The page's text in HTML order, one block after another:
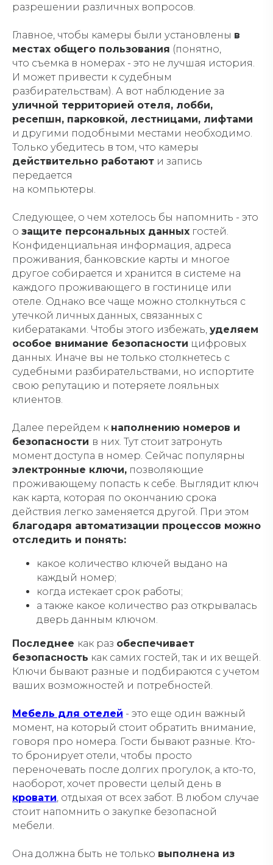
разрешении различных вопросов.
Главное, чтобы камеры были установлены в
местах общего пользования (понятно,
что съемка в номерах - это не лучшая история.
И может привести к судебным
разбирательствам). А вот наблюдение за
уличной территорией отеля, лобби,
ресепшн, парковкой, лестницами, лифтами
и другими подобными местами необходимо.
Только убедитесь в том, что камеры
действительно работают и запись
передается
на компьютеры.
Следующее, о чем хотелось бы напомнить - это
о защите персональных данных гостей.
Конфиденциальная информация, адреса
проживания, банковские карты и многое
другое собирается и хранится в системе на
каждого проживающего в гостинице или
отеле. Однако все чаще можно столкнуться с
утечкой личных данных, связанных с
кибератаками. Чтобы этого избежать, уделяем
особое внимание безопасности цифровых
данных. Иначе вы не только столкнетесь с
судебными разбирательствами, но испортите
свою репутацию и потеряете лояльных
клиентов.
Далее перейдем к наполнению номеров и
безопасности в них. Тут стоит затронуть
момент доступа в номер. Сейчас популярны
электронные ключи, позволяющие
проживающему попасть к себе. Выглядит ключ
как карта, которая по окончанию срока
действия легко заменяется другой. При этом
благодаря автоматизации процессов можно
отследить и понять:
какое количество ключей выдано на
каждый номер;
когда истекает срок работы;
а также какое количество раз открывалась
дверь данным ключом.
Последнее как раз обеспечивает
безопасность как самих гостей, так и их вещей.
Ключи бывают разные и подбираются с учетом
ваших возможностей и потребностей.
Мебель для отелей - это еще один важный
момент, на который стоит обратить внимание,
говоря про номера. Гости бывают разные. Кто-
то бронирует отели, чтобы просто
переночевать после долгих прогулок, а кто-то,
наоборот, хочет провести целый день в
кровати, отдыхая от всех забот. В любом случае
стоит напомнить о закупке безопасной
мебели.
Она должна быть не только выполнена из